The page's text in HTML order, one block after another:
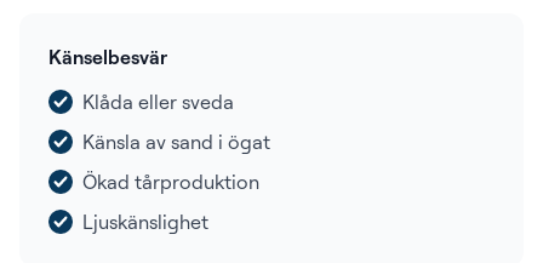
Känselbesvär
Klåda eller sveda
Känsla av sand i ögat
Ökad tårproduktion
Ljuskänslighet